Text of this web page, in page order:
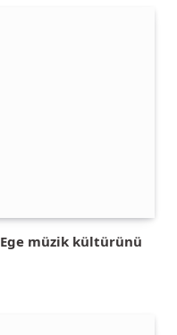
Ege müzik kültürünü